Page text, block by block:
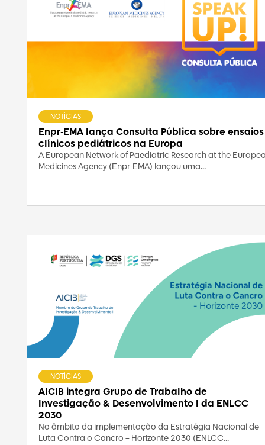
Enpr-EMA lança Consulta Pública sobre ensaios
clínicos pediátricos na Europa
NOTÍCIAS
A European Network of Paediatric Research at the
Medicines Agency (Enpr-EMA) lançou uma...
AICIB integra Grupo de Trabalho de
Investigação & Desenvolvimento I da ENLCC
2030
NOTÍCIAS
No âmbito da implementação da Estratégia Nacional de
Luta Contra o Cancro – Horizonte 2030 (ENLCC...